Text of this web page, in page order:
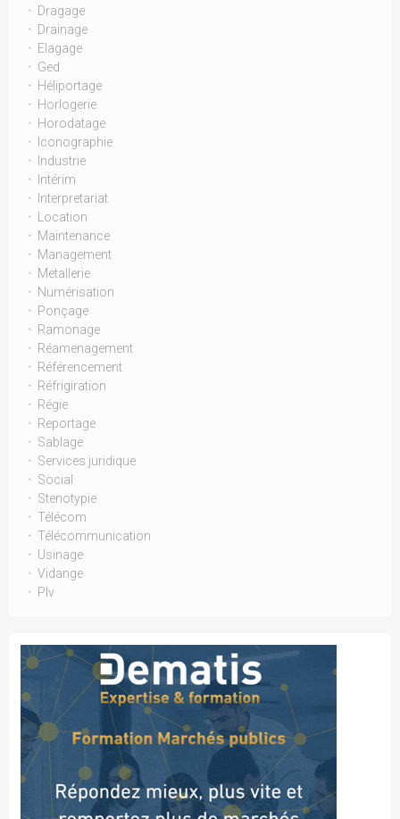
Dragage
Drainage
Elagage
Ged
Héliportage
Horlogerie
Horodatage
Iconographie
Industrie
Intérim
Interpretariat
Location
Maintenance
Management
Metallerie
Numérisation
Ponçage
Ramonage
Réamenagement
Référencement
Réfrigiration
Régie
Reportage
Sablage
Services juridique
Social
Stenotypie
Télécom
Télécommunication
Usinage
Vidange
Plv